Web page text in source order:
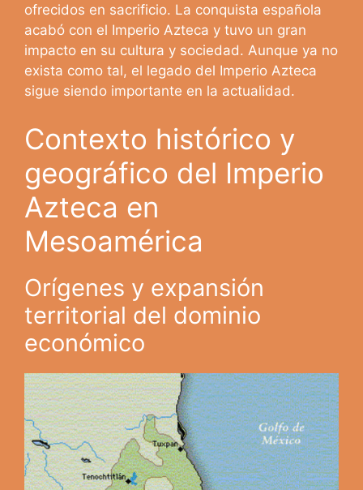
ofrecidos en sacrificio. La conquista española
acabó con el Imperio Azteca y tuvo un gran
impacto en su cultura y sociedad. Aunque ya no
exista como tal, el legado del Imperio Azteca
sigue siendo importante en la actualidad.
Contexto histórico y
geográfico del Imperio
Azteca en
Mesoamérica
Orígenes y expansión
territorial del dominio
económico